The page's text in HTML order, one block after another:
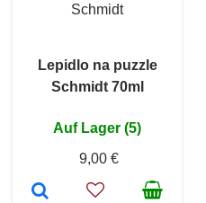
Schmidt
Lepidlo na puzzle
Schmidt 70ml
Auf Lager (5)
9,00 €